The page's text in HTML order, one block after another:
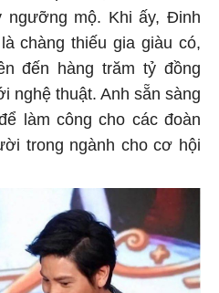
ngưỡng mộ. Khi ấy, Đinh
chàng thiếu gia giàu có,
đến hàng trăm tỷ đồng
nghệ thuật. Anh sẵn sàng
làm công cho các đoàn
trong ngành cho cơ hội